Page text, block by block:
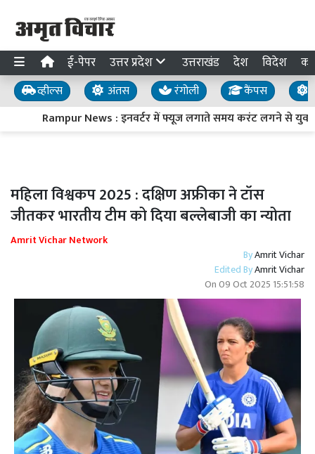
ई-पेपर उत्तर प्रदेश उत्तराखंड देश विदेश
व्हील्स अंतस रंगोली कैंपस
Rampur News : इनवर्टर में फ्यूज लगाते समय करंट लगने से युवक
महिला विश्वकप 2025 : दक्षिण अफ्रीका ने टॉस
जीतकर भारतीय टीम को दिया बल्लेबाजी का न्योता
Amrit Vichar Network
ByAmrit Vichar
Edited ByAmrit Vichar
On09 Oct 2025 15:51:58